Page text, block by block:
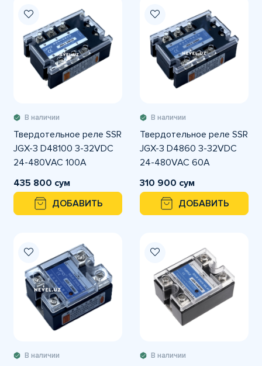
В наличии
Твердотельное реле SSR
JGX-3 D48100 3-32VDC
24-480VAC 100А
435 800 сум
ДОБАВИТЬ
В наличии
Твердотельное реле SSR
JGX-3 D4860 3-32VDC
24-480VAC 60А
310 900 сум
ДОБАВИТЬ
В наличии В наличии